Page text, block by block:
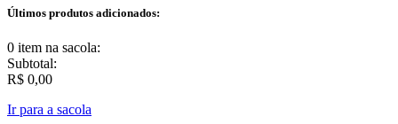
Últimos produtos adicionados:
0 item na sacola:
Subtotal:
R$ 0,00
Ir para a sacola